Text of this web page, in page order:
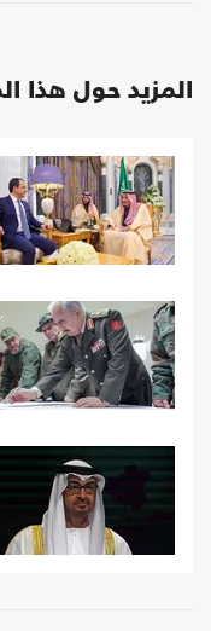
المزيد حول هذا